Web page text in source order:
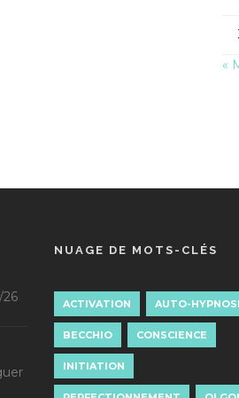
«
NUAGE DE MOTS-CLÉS
ACTIVATION AUTO-
BECCHIO CONSCIENCE
INITIATION